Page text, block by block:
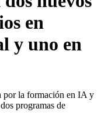
en
y uno en
por la formación en IA y
programas de